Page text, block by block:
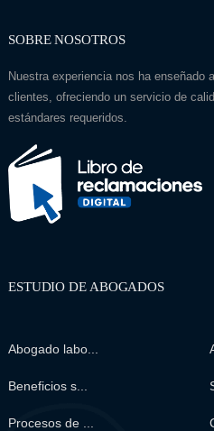
SOBRE NOSOTROS
Nuestra experiencia nos ha enseñado
clientes, ofreciendo un servicio de
estándares requeridos.
ESTUDIO DE ABOGADOS
Abogado labo...
Beneficios s...
Procesos de ...